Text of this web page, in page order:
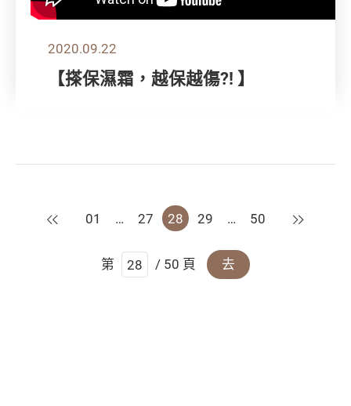
2020.09.22
【搽保濕霜，越保越傷?! 】
上一頁
01 … 27 28 29 … 50 下一頁
第 / 50 頁 去